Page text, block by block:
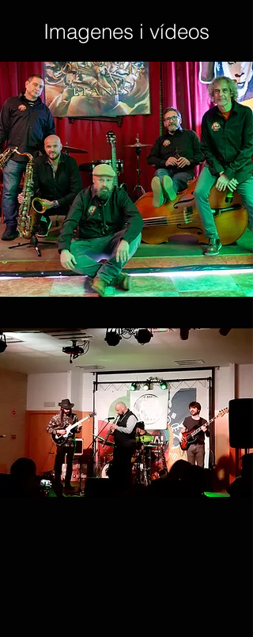
Imagenes i vídeos